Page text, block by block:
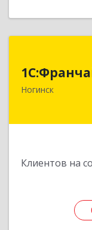
Ногинск
Клиентов на
142400,
Ногинск г,